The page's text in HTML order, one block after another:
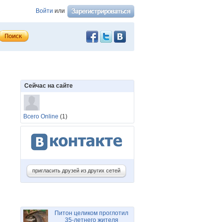
Войти или
Сейчас на сайте
Всего Online (1)
пригласить друзей из других сетей
Питон целиком проглотил
35-летнего жителя